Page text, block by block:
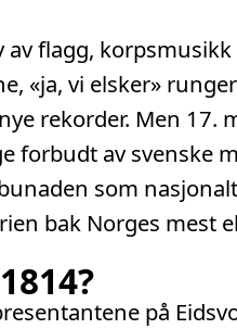
flagg, korpsmusikk
«ja, vi elsker»
rekorder. Men 17.
forbudt av svenske
som
bak Norges mest
på